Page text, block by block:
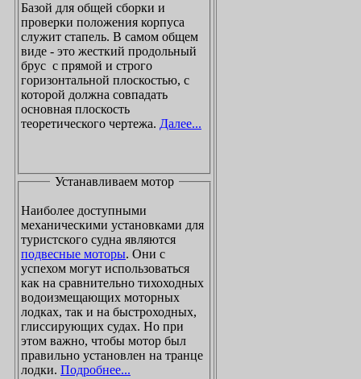
Базой для общей сборки и
проверки положения корпуса
служит стапель. В самом общем
виде - это жесткий продольный
брус с прямой и строго
горизонтальной плоскостью, с
которой должна совпадать
основная плоскость
теоретического чертежа. Далее...
Устанавливаем мотор
Наиболее доступными
механическими установками для
туристского судна являются
подвесные моторы. Они с
успехом могут использоваться
как на сравнительно тихоходных
водоизмещающих моторных
лодках, так и на быстроходных,
глиссирующих судах. Но при
этом важно, чтобы мотор был
правильно установлен на транце
лодки. Подробнее...